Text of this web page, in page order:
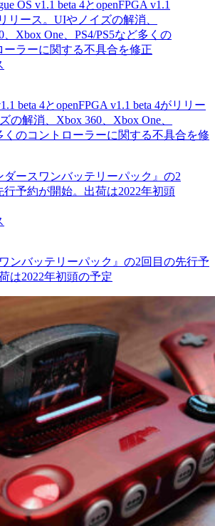
beta 4とopenFPGA v1.1 beta 4がリリー
の解消、Xbox 360、Xbox One、
くのコントローラーに関する不具合を修
ンバッテリーパック』の2回目の先行予
は2022年初頭の予定